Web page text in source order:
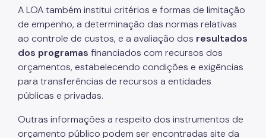
A LOA também institui critérios e formas de limitação
de empenho, a determinação das normas relativas
ao controle de custos, e a avaliação dos resultados
dos programas financiados com recursos dos
orçamentos, estabelecendo condições e exigências
para transferências de recursos a entidades
públicas e privadas.
Outras informações a respeito dos instrumentos de
orçamento público podem ser encontradas site da